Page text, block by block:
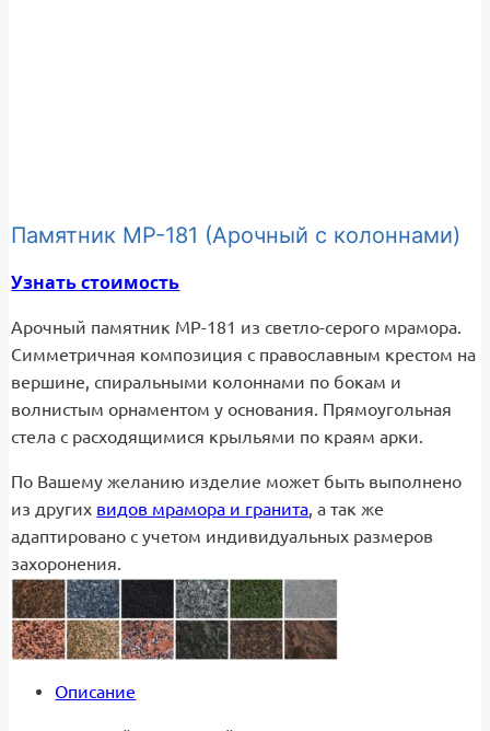
Памятник МР-181 (Арочный с колоннами)
Узнать стоимость
Арочный памятник МР-181 из светло-серого мрамора.
Симметричная композиция с православным крестом на
вершине, спиральными колоннами по бокам и
волнистым орнаментом у основания. Прямоугольная
стела с расходящимися крыльями по краям арки.
По Вашему желанию изделие может быть выполнено
из других видов мрамора и гранита, а так же
адаптировано с учетом индивидуальных размеров
захоронения.
Описание